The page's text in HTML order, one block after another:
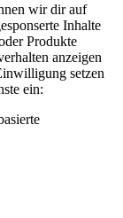
wir dir auf
Inhalte
Produkte
anzeigen
setzen
ein: